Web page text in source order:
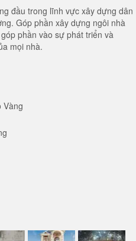
đầu trong lĩnh vực xây dựng dân
Góp phần xây dựng ngôi nhà
phần vào sự phát triển và
mọi nhà.
Vàng